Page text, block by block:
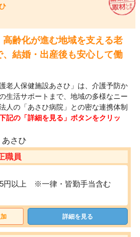
高齢化が進む地域を支える老
結婚・出産後も安心して働
老人保健施設あさひ」は、介護予防か
生活サポートまで、地域の多様なニー
人の「あさひ病院」との密な連携体制
の「詳細を見る」ボタンをクリッ
職員
円以上 ※一律・皆勤手当含む
詳細を見る